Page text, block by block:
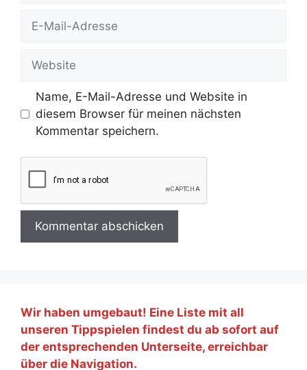
Mail-
Name, E-Mail-Adresse und Website in
diesem Browser für meinen nächsten
Kommentar speichern.
Wir haben umgebaut! Eine Liste mit all
unseren Tippspielen findest du ab sofort auf
der entsprechenden Unterseite, erreichbar
über die Navigation.